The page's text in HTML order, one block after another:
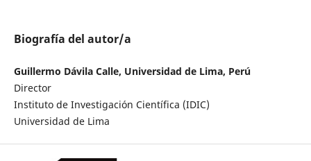
Biografía del autor/a
Guillermo Dávila Calle, Universidad de Lima, Perú
Director
Instituto de Investigación Científica (IDIC)
Universidad de Lima